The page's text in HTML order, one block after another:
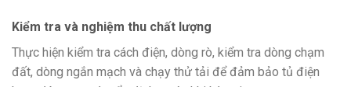
Kiểm tra và nghiệm thu chất lượng
Thực hiện kiểm tra cách điện, dòng rò, kiểm tra dòng chạm
đất, dòng ngắn mạch và chạy thử tải để đảm bảo tủ điện